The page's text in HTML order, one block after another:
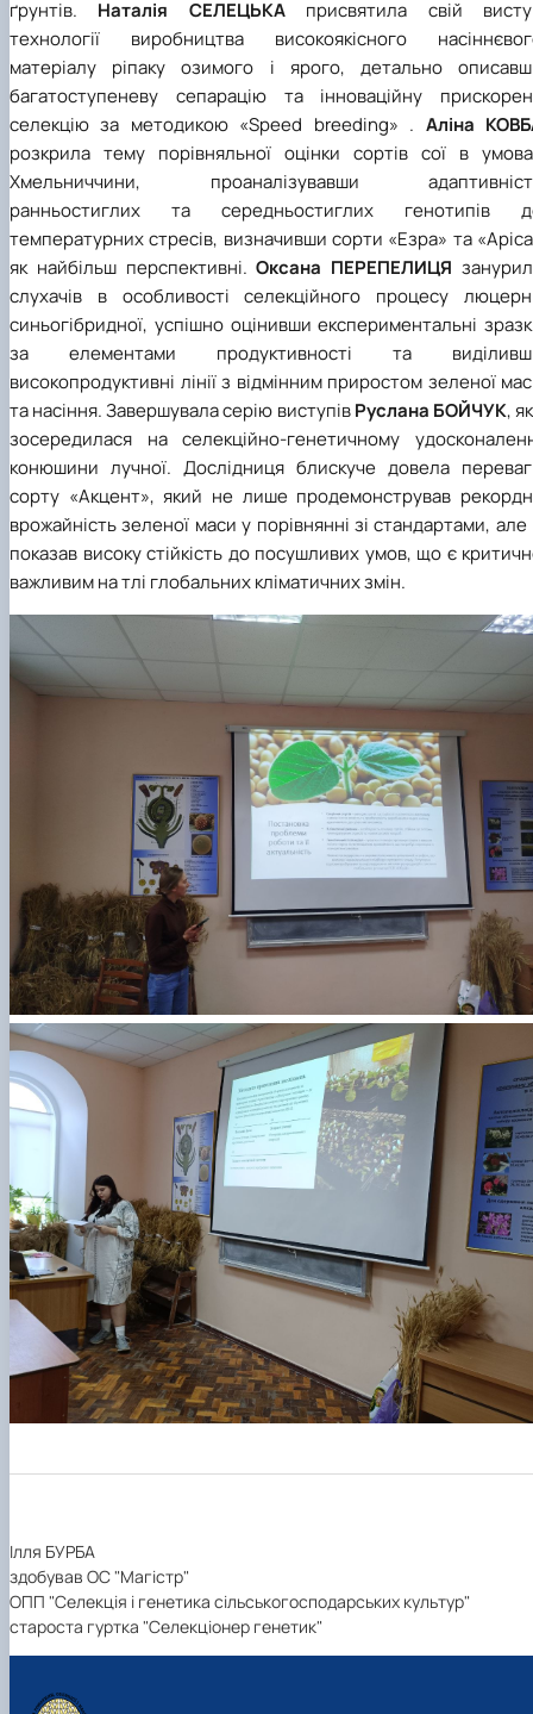
ґрунтів. Наталія СЕЛЕЦЬКА присвятила свій
технології виробництва високоякісного
матеріалу ріпаку озимого і ярого, детально
багатоступеневу сепарацію та інноваційну
селекцію за методикою «Speed breeding» . Аліна
розкрила тему порівняльної оцінки сортів сої в
Хмельниччини, проаналізувавши
ранньостиглих та середньостиглих генотипів
температурних стресів, визначивши сорти «Езра» та
як найбільш перспективні.Оксана ПЕРЕПЕЛИЦЯ
слухачів в особливості селекційного процесу
синьогібридної, успішно оцінивши експериментальні
за елементами продуктивності та
високопродуктивні лінії з відмінним приростом зеленої
та насіння. Завершувала серію виступівРуслана БОЙЧУК,
зосередилася на селекційно-генетичному
конюшини лучної. Дослідниця блискуче довела
сорту «Акцент», який не лише продемонстрував
врожайність зеленої маси у порівнянні зі стандартами, але
показав високу стійкість до посушливих умов, що є
важливим на тлі глобальних кліматичних змін.
Ілля БУРБА
здобував ОС "Магістр"
ОПП "Селекція і генетика сільськогосподарських культур"
староста гуртка "Селекціонер генетик"